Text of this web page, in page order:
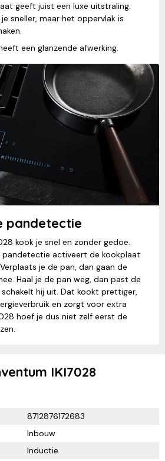
geeft juist een luxe uitstraling.
sneller, maar het oppervlak is
een glanzende afwerking.
pandetectie
kook je snel en zonder gedoe.
pandetectie activeert de kookplaat
je de pan, dan gaan de
Haal je de pan weg, dan past de
hij uit. Dat kookt prettiger,
en zorgt voor extra
hoef je dus niet zelf eerst de
IKI7028
8712876172683
Inbouw
Inductie